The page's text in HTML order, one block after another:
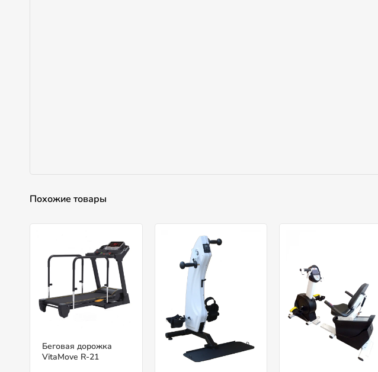
Похожие товары
Беговая дорожка
VitaMove R-21